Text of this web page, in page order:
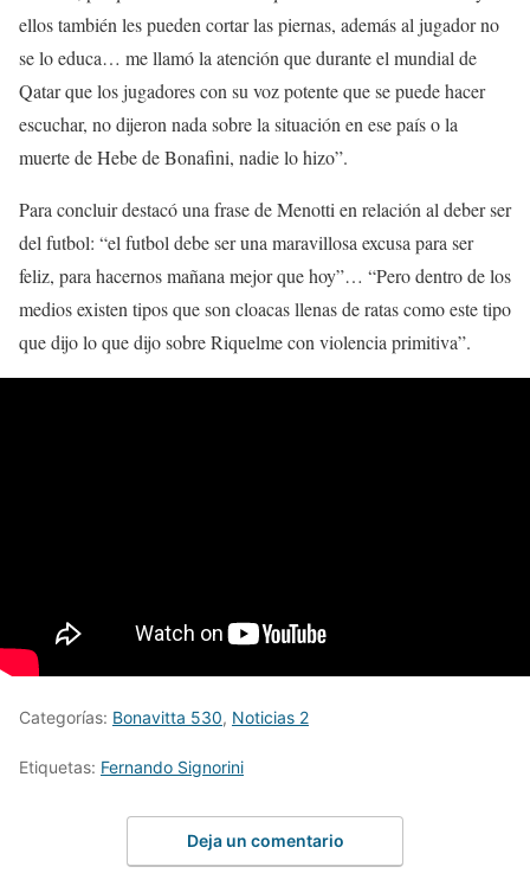
ellos también les pueden cortar las piernas, además al jugador no
se lo educa… me llamó la atención que durante el mundial de
Qatar que los jugadores con su voz potente que se puede hacer
escuchar, no dijeron nada sobre la situación en ese país o la
muerte de Hebe de Bonafini, nadie lo hizo”.
Para concluir destacó una frase de Menotti en relación al deber ser
del futbol: “el futbol debe ser una maravillosa excusa para ser
feliz, para hacernos mañana mejor que hoy”… “Pero dentro de los
medios existen tipos que son cloacas llenas de ratas como este tipo
que dijo lo que dijo sobre Riquelme con violencia primitiva”.
Categorías: Bonavitta 530, Noticias 2
Etiquetas: Fernando Signorini
Deja un comentario